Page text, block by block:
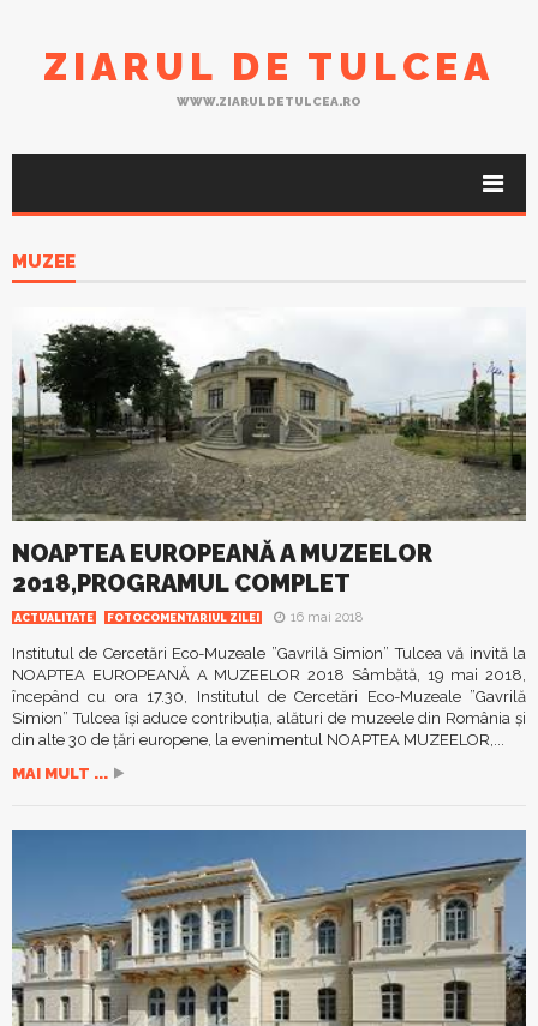
ZIARUL DE TULCEA
WWW.ZIARULDETULCEA.RO
MUZEE
NOAPTEA EUROPEANĂ A MUZEELOR
2018,PROGRAMUL COMPLET
ACTUALITATE FOTOCOMENTARIUL ZILEI 16 mai 2018
Institutul de Cercetări Eco-Muzeale ”Gavrilă Simion” Tulcea vă invită la
NOAPTEA EUROPEANĂ A MUZEELOR 2018 Sâmbătă, 19 mai 2018,
începând cu ora 17.30, Institutul de Cercetări Eco-Muzeale ”Gavrilă
Simion” Tulcea își aduce contribuția, alături de muzeele din România și
din alte 30 de țări europene, la evenimentul NOAPTEA MUZEELOR,...
MAI MULT ...